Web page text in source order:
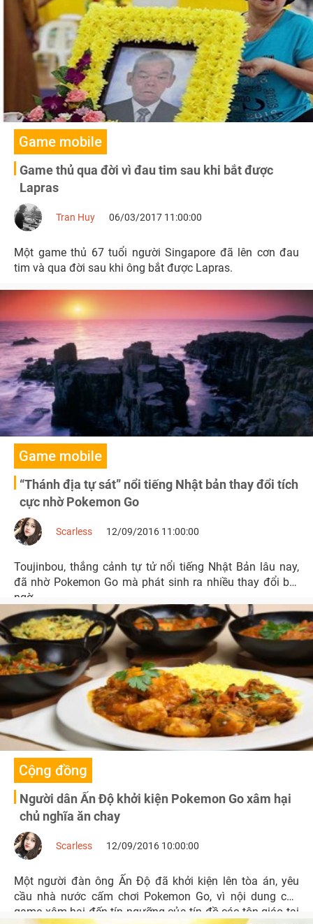
Game mobile
Game thủ qua đời vì đau tim sau khi bắt được
Lapras
Tran Huy 06/03/2017 11:00:00
Một game thủ 67 tuổi người Singapore đã lên cơn đau
tim và qua đời sau khi ông bắt được Lapras.
Game mobile
“Thánh địa tự sát” nổi tiếng Nhật bản thay đổi tích
cực nhờ Pokemon Go
Scarless 12/09/2016 11:00:00
Toujinbou, thắng cảnh tự tử nổi tiếng Nhật Bản lâu nay,
đã nhờ Pokemon Go mà phát sinh ra nhiều thay đổi bất
ngờ.
Cộng đồng
Người dân Ấn Độ khởi kiện Pokemon Go xâm hại
chủ nghĩa ăn chay
Scarless 12/09/2016 10:00:00
Một người đàn ông Ấn Độ đã khởi kiện lên tòa án, yêu
cầu nhà nước cấm chơi Pokemon Go, vì nội dung của
game xâm hại đến tín ngưỡng của tín đồ các tôn giáo tại